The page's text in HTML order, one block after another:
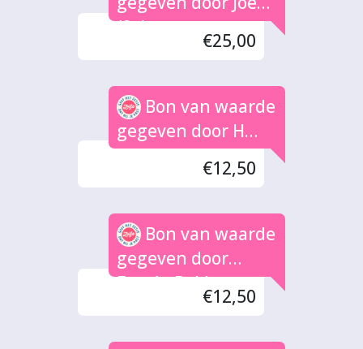
(2x)
€25,00
Bon van waarde
gegeven door H
Steinvoort
€12,50
Bon van waarde
gegeven door
Esmée Bakker
€12,50